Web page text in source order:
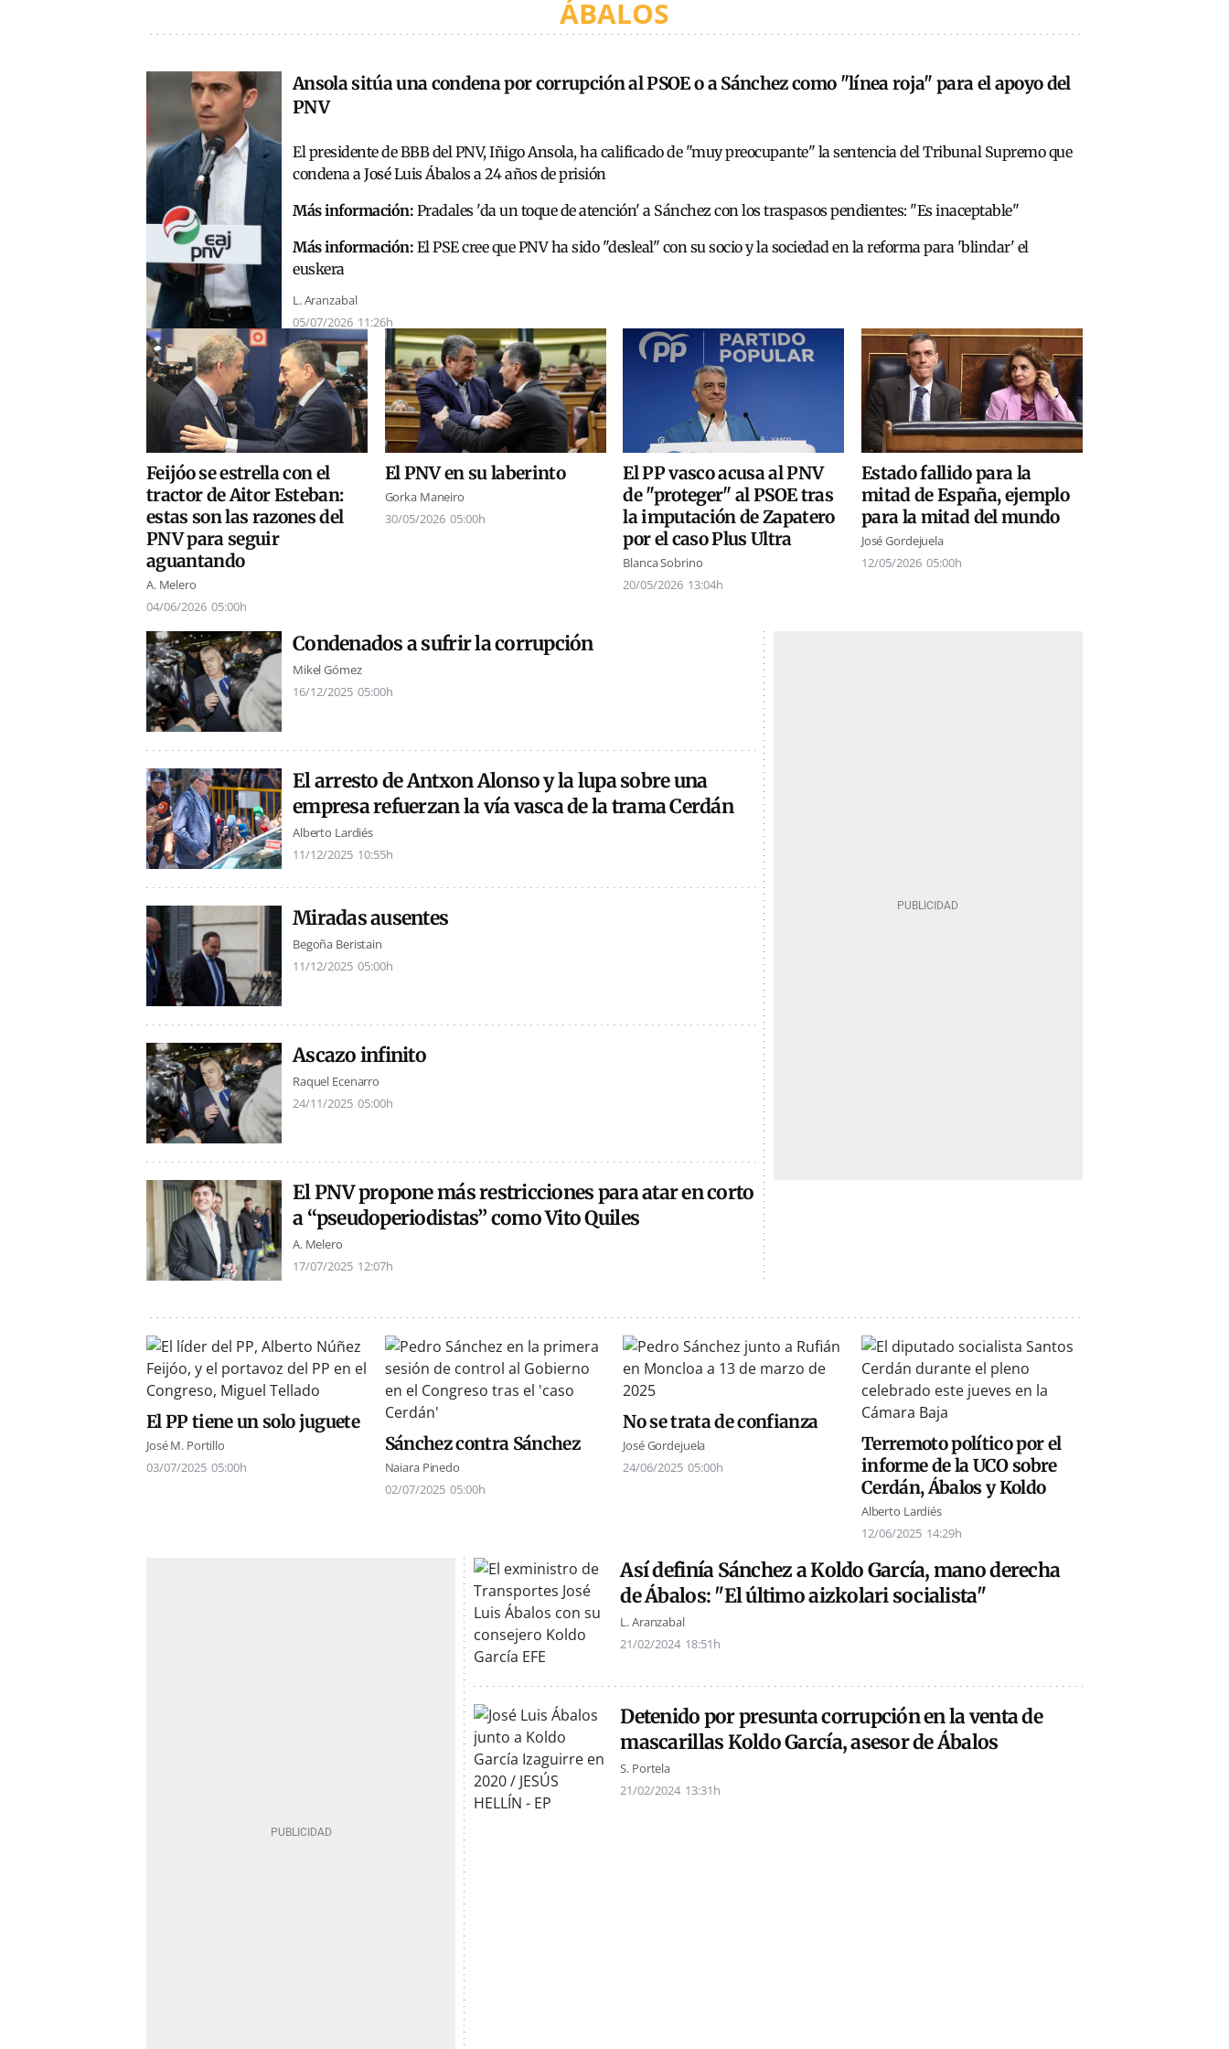
ÁBALOS
Ansola sitúa una condena por corrupción al PSOE o a Sánchez como "línea roja" para el apoyo del
PNV
El presidente de BBB del PNV, Iñigo Ansola, ha calificado de "muy preocupante" la sentencia del Tribunal Supremo que
condena a José Luis Ábalos a 24 años de prisión
Más información: Pradales 'da un toque de atención' a Sánchez con los traspasos pendientes: "Es inaceptable"
Más información: El PSE cree que PNV ha sido "desleal" con su socio y la sociedad en la reforma para 'blindar' el
euskera
L. Aranzabal
05/07/2026 11:26h
Feijóo se estrella con el
tractor de Aitor Esteban:
estas son las razones del
PNV para seguir
aguantando
A. Melero
04/06/2026 05:00h
El PNV en su laberinto
Gorka Maneiro
30/05/2026 05:00h
El PP vasco acusa al PNV
de "proteger" al PSOE tras
la imputación de Zapatero
por el caso Plus Ultra
Blanca Sobrino
20/05/2026 13:04h
Estado fallido para la
mitad de España, ejemplo
para la mitad del mundo
José Gordejuela
12/05/2026 05:00h
Condenados a sufrir la corrupción
Mikel Gómez
16/12/2025 05:00h
El arresto de Antxon Alonso y la lupa sobre una
empresa refuerzan la vía vasca de la trama Cerdán
Alberto Lardiés
11/12/2025 10:55h
Miradas ausentes
Begoña Beristain
11/12/2025 05:00h
Ascazo infinito
Raquel Ecenarro
24/11/2025 05:00h
El PNV propone más restricciones para atar en corto
a “pseudoperiodistas” como Vito Quiles
A. Melero
17/07/2025 12:07h
El PP tiene un solo juguete
José M. Portillo
03/07/2025 05:00h
Sánchez contra Sánchez
Naiara Pinedo
02/07/2025 05:00h
No se trata de confianza
José Gordejuela
24/06/2025 05:00h
Terremoto político por el
informe de la UCO sobre
Cerdán, Ábalos y Koldo
Alberto Lardiés
12/06/2025 14:29h
Así definía Sánchez a Koldo García, mano derecha
de Ábalos: "El último aizkolari socialista"
L. Aranzabal
21/02/2024 18:51h
Detenido por presunta corrupción en la venta de
mascarillas Koldo García, asesor de Ábalos
S. Portela
21/02/2024 13:31h